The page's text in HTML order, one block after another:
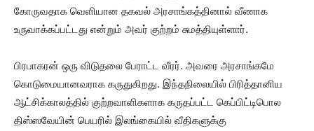
கோருவதாக வெளியான தகவல் அரசாங்கத்தினால் வீணாக
உருவாக்கப்பட்டது என்றும் அவர் குற்றம் சுமத்தியுள்ளார்.
பிரபாகரன் ஒரு விடுதலை பேராட்ட வீரர். அவரை அரசாங்கமே
கொடுமையானவராக கருதுகிறது. இந்தநிலையில் பிரித்தானிய
ஆட்சிக்காலத்தில் குற்றவாளிகளாக கருதப்பட்ட கெப்பிட்டிபொல
திஸ்ஸவேயின் பெயரில் இலங்கையில் வீதிகளுக்கு